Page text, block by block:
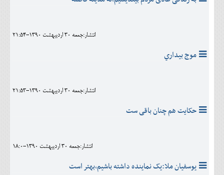
انتشار:جمعه 30 ارديبهشت 1390-21:54
موج بيداري
انتشار:جمعه 30 ارديبهشت 1390-21:53
حکایت هم چنان باقی ست
انتشار:جمعه 30 ارديبهشت 1390-18:0
يوسفيان ملا:يک نماينده داشته باشيم،بهتر است